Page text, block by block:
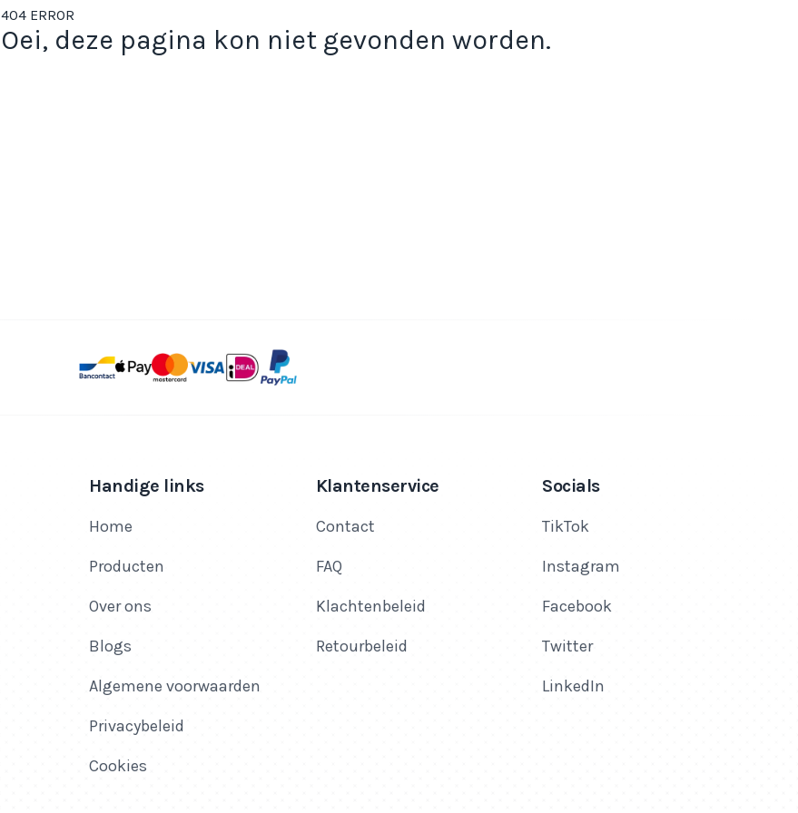
404 ERROR
Oei, deze pagina kon niet gevonden worden.
Handige links
Home
Producten
Over ons
Blogs
Algemene voorwaarden
Privacybeleid
Cookies
Klantenservice
Contact
FAQ
Klachtenbeleid
Retourbeleid
Socials
TikTok
Instagram
Facebook
Twitter
LinkedIn